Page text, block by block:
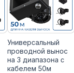
Универсальный
проводной вынос
на 3 диапазона с
кабелем 50м